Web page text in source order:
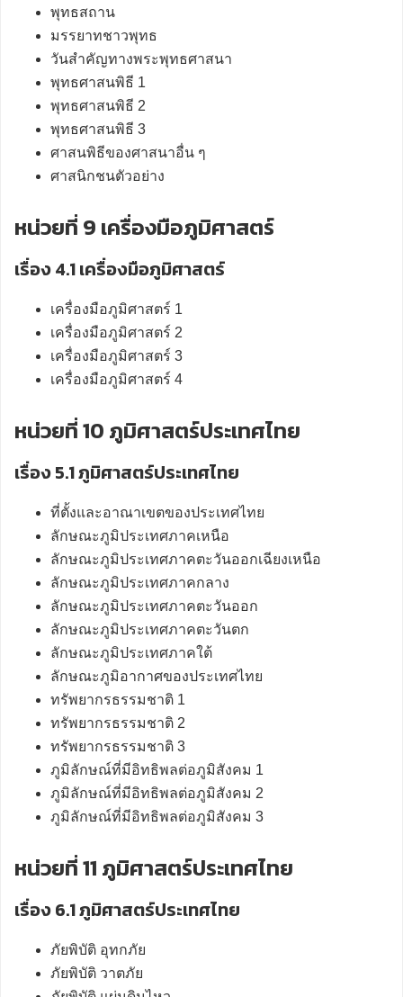
พุทธสถาน
มรรยาทชาวพุทธ
วันสำคัญทางพระพุทธศาสนา
พุทธศาสนพิธี 1
พุทธศาสนพิธี 2
พุทธศาสนพิธี 3
ศาสนพิธีของศาสนาอื่น ๆ
ศาสนิกชนตัวอย่าง
หน่วยที่ 9 เครื่องมือภูมิศาสตร์
เรื่อง 4.1 เครื่องมือภูมิศาสตร์
เครื่องมือภูมิศาสตร์ 1
เครื่องมือภูมิศาสตร์ 2
เครื่องมือภูมิศาสตร์ 3
เครื่องมือภูมิศาสตร์ 4
หน่วยที่ 10 ภูมิศาสตร์ประเทศไทย
เรื่อง 5.1 ภูมิศาสตร์ประเทศไทย
ที่ตั้งและอาณาเขตของประเทศไทย
ลักษณะภูมิประเทศภาคเหนือ
ลักษณะภูมิประเทศภาคตะวันออกเฉียงเหนือ
ลักษณะภูมิประเทศภาคกลาง
ลักษณะภูมิประเทศภาคตะวันออก
ลักษณะภูมิประเทศภาคตะวันตก
ลักษณะภูมิประเทศภาคใต้
ลักษณะภูมิอากาศของประเทศไทย
ทรัพยากรธรรมชาติ 1
ทรัพยากรธรรมชาติ 2
ทรัพยากรธรรมชาติ 3
ภูมิลักษณ์ที่มีอิทธิพลต่อภูมิสังคม 1
ภูมิลักษณ์ที่มีอิทธิพลต่อภูมิสังคม 2
ภูมิลักษณ์ที่มีอิทธิพลต่อภูมิสังคม 3
หน่วยที่ 11 ภูมิศาสตร์ประเทศไทย
เรื่อง 6.1 ภูมิศาสตร์ประเทศไทย
ภัยพิบัติ อุทกภัย
ภัยพิบัติ วาตภัย